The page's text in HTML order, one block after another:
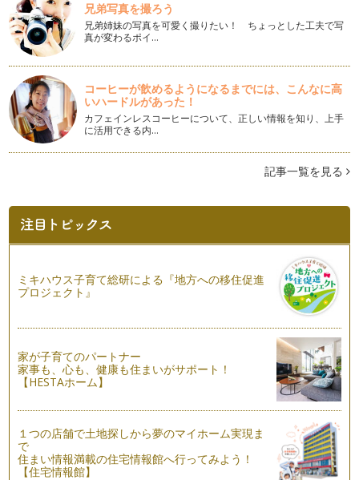
兄弟写真を撮ろう
兄弟姉妹の写真を可愛く撮りたい！ ちょっとした工夫で写
真が変わるポイ…
コーヒーが飲めるようになるまでには、こんなに高
いハードルがあった！
カフェインレスコーヒーについて、正しい情報を知り、上手
に活用できる内…
記事一覧を見る
ミキハウス子育て総研による『地方への移住促進
プロジェクト』
家が子育てのパートナー
家事も、心も、健康も住まいがサポート！
【HESTAホーム】
１つの店舗で土地探しから夢のマイホーム実現ま
で
住まい情報満載の住宅情報館へ行ってみよう！
【住宅情報館】